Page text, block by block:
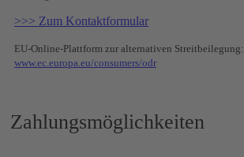
>>> Zum Kontaktformular
EU-Online-Plattform zur alternativen Streitbeilegung:
www.ec.europa.eu/consumers/odr
Zahlungsmöglichkeiten